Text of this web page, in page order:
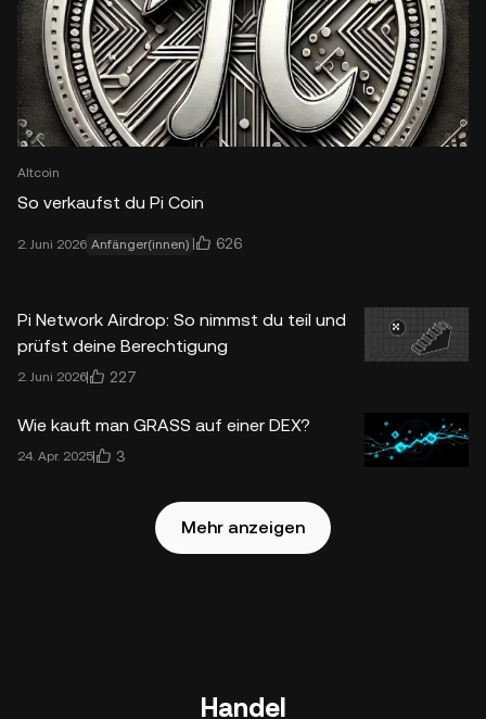
Altcoin
So verkaufst du Pi Coin
2. Juni 2026 Anfänger(innen) 626
Pi Network Airdrop: So nimmst du teil und
prüfst deine Berechtigung
2. Juni 2026 227
Wie kauft man GRASS auf einer DEX?
24. Apr. 2025 3
Mehr anzeigen
Handel